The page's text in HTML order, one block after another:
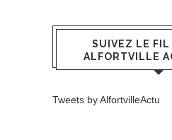
SUIVEZ LE
ALFORTVILLE
Tweets by AlfortvilleActu